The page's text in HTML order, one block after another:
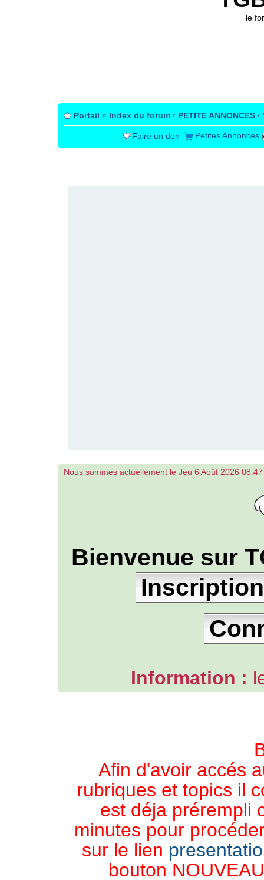
le
Portail » Index du forum ‹ PETITE ANNONCES ‹
Faire un don Petites Annonces
Nous sommes actuellement le Jeu 6 Août 2026 08:47
Bienvenue sur
Inscription
Information :
Afin d'avoir accés
rubriques et topics il
est déja prérempli
minutes pour
sur le lien
bouton